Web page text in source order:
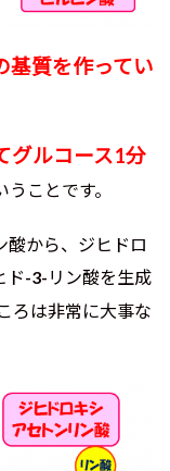
基質を作ってい
グルコース1分
うことです。
酸から、ジヒドロ
ド-3-リン酸を生成
ろは非常に大事な